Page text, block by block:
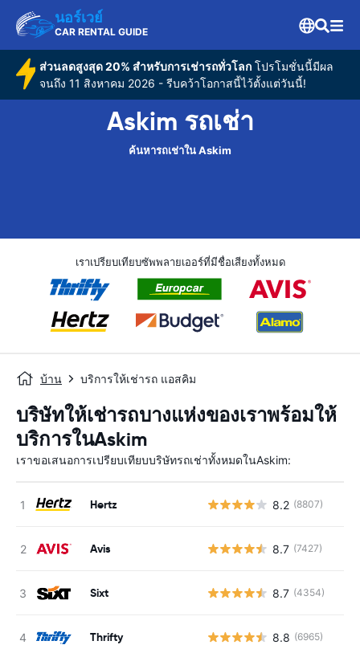
นอร์เวย์
CAR RENTAL GUIDE
ส่วนลดสูงสุด 20% สำหรับการเช่ารถทั่วโลกโปรโมชั่นนี้มีผล
จนถึง 11 สิงหาคม 2026 - รีบคว้าโอกาสนี้ไว้ตั้งแต่วันนี้!
Askim รถเช่า
ค้นหารถเช่าใน Askim
เราเปรียบเทียบซัพพลายเออร์ที่มีชื่อเสียงทั้งหมด
บ้าน บริการให้เช่ารถ แอสคิม
บริษัทให้เช่ารถบางแห่งของเราพร้อมให้
บริการในAskim
เราขอเสนอการเปรียบเทียบบริษัทรถเช่าทั้งหมดในAskim:
Hertz 8.2 (8807)
Avis 8.7 (7427)
Sixt 8.7 (4354)
Thrifty 8.8 (6965)